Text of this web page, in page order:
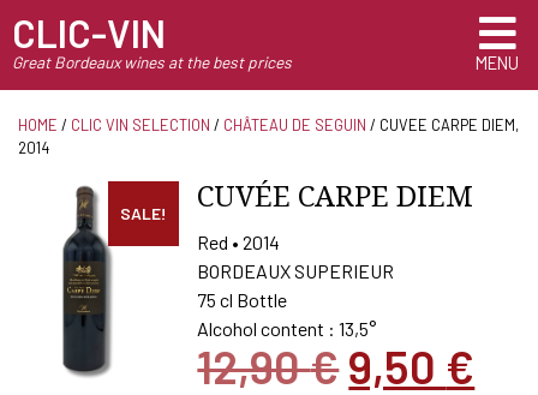
CLIC-VIN
Great Bordeaux wines at the best prices MENU
HOME / CLIC VIN SELECTION / CHÂTEAU DE SEGUIN / CUVEE CARPE DIEM,
2014
SALE! CUVÉE CARPE DIEM
Red • 2014
BORDEAUX SUPERIEUR
75 cl Bottle
Alcohol content : 13,5°
12,90€Original
9,50 €